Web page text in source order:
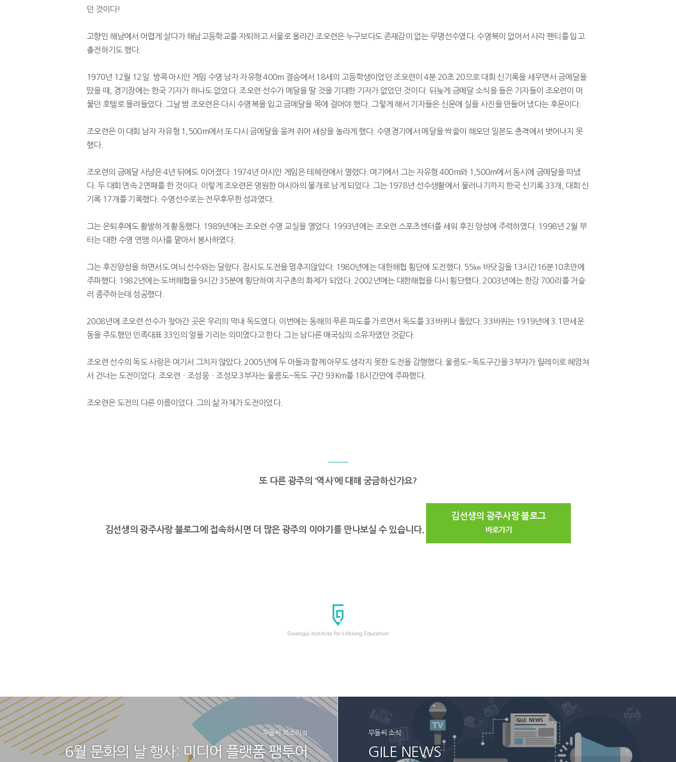
던 것이다!
​ 고향인 해남에서 어렵게 살다가 해남고등학교를 자퇴하고 서울로 올라간 조오련은 누구보다도 존재감이 없는 무명선수였다. 수영복이 없어서 사각 팬티를 입고
출전하기도 했다.
1970년 12월 12일. 방콕 아시안 게임 수영 남자 자유형 400m 결승에서 18세의 고등학생이었던 조오련이 4분 20초 20으로 대회 신기록을 세우면서 금메달을
땄을 때, 경기장에는 한국 기자가 하나도 없었다. 조오련 선수가 메달을 딸 것을 기대한 기자가 없었던 것이다. 뒤늦게 금메달 소식을 들은 기자들이 조오련이 머
물던 호텔로 몰려들었다. 그날 밤 조오련은 다시 수영복을 입고 금메달을 목에 걸어야 했다. 그렇게 해서 기자들은 신문에 실을 사진을 만들어 냈다는 후문이다.
조오련은 이 대회 남자 자유형 1,500m에서 또 다시 금메달을 움켜 쥐어 세상을 놀라게 했다. 수영경기에서 메달을 싹쓸이 해오던 일본도 충격에서 벗어나지 못
했다.
​ 조오련의 금메달 사냥은 4년 뒤에도 이어졌다. 1974년 아시안 게임은 테헤란에서 열렸다. 여기에서 그는 자유형 400m와 1,500m에서 동시에 금메달을 따냈
다. 두 대회 연속 2연패를 한 것이다. 이렇게 조오련은 영원한 아시아의 물개로 남게 되었다. 그는 1978년 선수생활에서 물러나기까지 한국 신기록 33개, 대회 신
기록 17개를 기록했다. 수영선수로는 전무후무한 성과였다.
​ 그는 은퇴후에도 활발하게 활동했다. 1989년에는 조오련 수영 교실을 열었다. 1993년에는 조오련 스포츠센터를 세워 후진 양성에 주력하였다. 1998년 2월 부
터는 대한 수영 연맹 이사를 맡아서 봉사하였다. ​
그는 후진양성을 하면서도 여늬 선수와는 달랐다. 잠시도 도전을 멈추지않았다. 1980년에는 대한해협 횡단에 도전했다. 55㎞ 바닷길을 13시간16분10초만에
주파했다. 1982년에는 도버해협을 9시간 35분에 횡단하여 지구촌의 화제가 되었다. 2002년에는 대한해협을 다시 횡단했다. 2003년에는 한강 700리를 거슬
러 종주하는데 성공했다.
​ 2008년에 조오련 선수가 찾아간 곳은 우리의 막내 독도였다. 이번에는 동해의 푸른 파도를 가르면서 독도를 33바퀴나 돌았다. 33바퀴는 1919년에 3.1만세운
동을 주도했던 민족대표 33인의 얼을 기리는 의미였다고 한다. 그는 남다른 애국심의 소유자였던 것같다.
​ 조오련 선수의 독도 사랑은 여기서 그치지 않았다. 2005년에 두 아들과 함께 아무도 생각지 못한 도전을 감행했다. 울릉도~독도구간을 3부자가 릴레이로 헤엄쳐
서 건너는 도전이었다. 조오련ㆍ조성웅ㆍ조성모 3부자는 울릉도~독도 구간 93Km를 18시간만에 주파했다.
​ 조오련은 도전의 다른 이름이었다. 그의 삶 자체가 도전이었다.
또 다른 광주의 ‘역사’에 대해 궁금하신가요?
김선생의 광주사랑 블로그에 접속하시면 더 많은 광주의 이야기를 만나보실 수 있습니다.
김선생의 광주사랑 블로그
바로가기
무돌씨 목소리Ⅲ
6월 문화의 날 행사: 미디어 플랫폼 팸투어
무돌씨 소식
GILE NEWS